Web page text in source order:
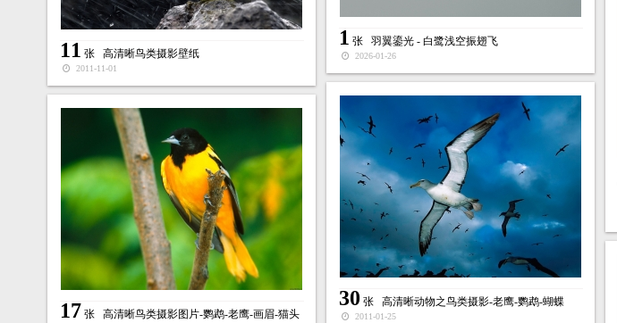
1 张 羽翼鎏光 - 白鹭浅空振翅飞
2026-01-26
11 张 高清晰鸟类摄影壁纸
2011-11-01
30 张 高清晰动物之鸟类摄影-老鹰-鹦鹉-蝴蝶
2011-01-25
17 张 高清晰鸟类摄影图片-鹦鹉-老鹰-画眉-猫头